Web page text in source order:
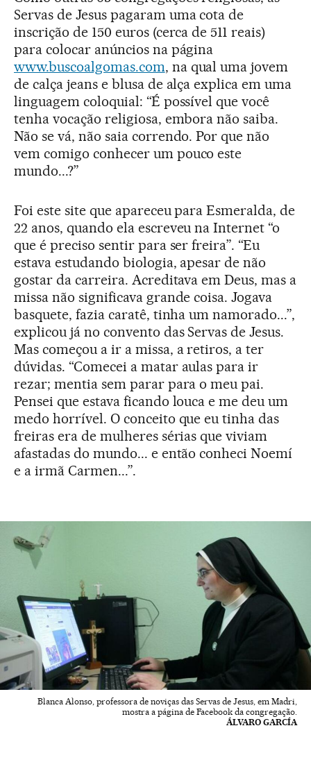
Servas de Jesus pagaram uma cota de
inscrição de 150 euros (cerca de 511 reais)
para colocar anúncios na página
www.buscoalgomas.com, na qual uma jovem
de calça jeans e blusa de alça explica em uma
linguagem coloquial: “É possível que você
tenha vocação religiosa, embora não saiba.
Não se vá, não saia correndo. Por que não
vem comigo conhecer um pouco este
mundo...?”
Foi este site que apareceu para Esmeralda, de
22 anos, quando ela escreveu na Internet “o
que é preciso sentir para ser freira”. “Eu
estava estudando biologia, apesar de não
gostar da carreira. Acreditava em Deus, mas a
missa não significava grande coisa. Jogava
basquete, fazia caratê, tinha um namorado...”,
explicou já no convento das Servas de Jesus.
Mas começou a ir a missa, a retiros, a ter
dúvidas. “Comecei a matar aulas para ir
rezar; mentia sem parar para o meu pai.
Pensei que estava ficando louca e me deu um
medo horrível. O conceito que eu tinha das
freiras era de mulheres sérias que viviam
afastadas do mundo... e então conheci Noemí
e a irmã Carmen...”.
Blanca Alonso, professora de noviças das Servas de Jesus, em Madri,
mostra a página de Facebook da congregação.
ÁLVARO GARCÍA